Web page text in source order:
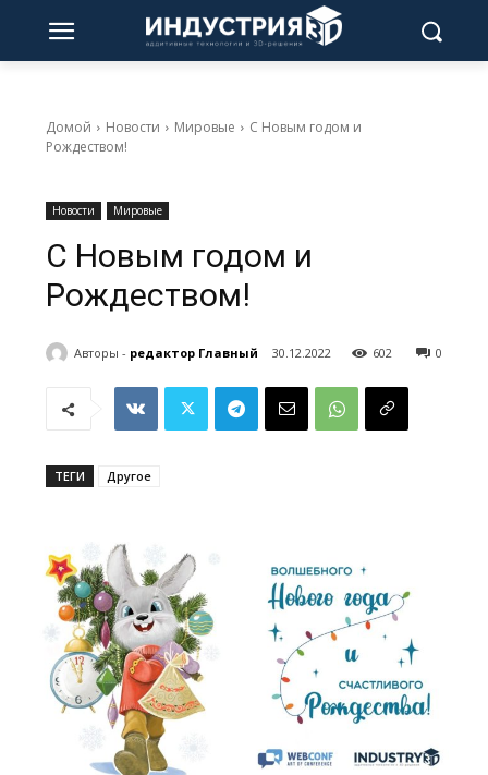
Домой Новости Мировые
С Новым годом и
Рождеством!
Новости Мировые
С Новым годом и
Рождеством!
Авторы - редактор Главный 30.12.2022 0
602
ТЕГИ Другое